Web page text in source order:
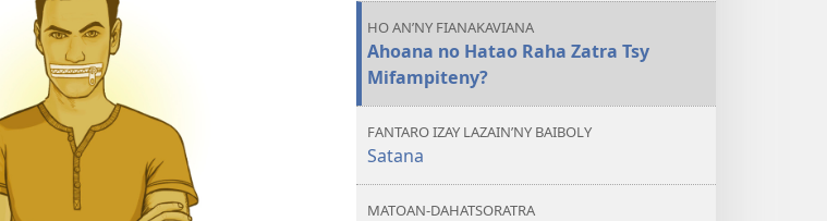
HO AN’NY FIANAKAVIANA
Ahoana no Hatao Raha Zatra Tsy
Mifampiteny?
FANTARO IZAY LAZAIN’NY BAIBOLY
Satana
MATOAN-DAHATSORATRA